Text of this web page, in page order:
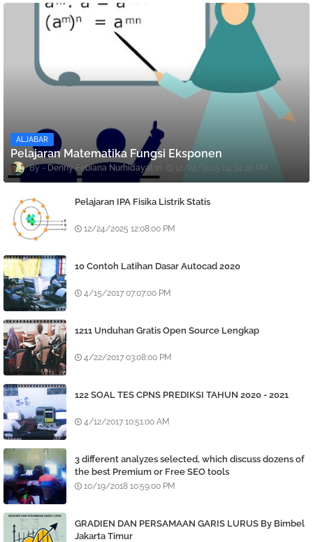
ALJABAR
Pelajaran Matematika Fungsi Eksponen
Denny Febiana Nurhidayat 12/24/2025 04:34:00 PM
Pelajaran IPA Fisika Listrik Statis
12/24/2025 12:08:00 PM
10 Contoh Latihan Dasar Autocad 2020
4/15/2017 07:07:00 PM
1211 Unduhan Gratis Open Source Lengkap
4/22/2017 03:08:00 PM
122 SOAL TES CPNS PREDIKSI TAHUN 2020 - 2021
4/12/2017 10:51:00 AM
3 different analyzes selected, which discuss dozens of
the best Premium or Free SEO tools
10/19/2018 10:59:00 PM
GRADIEN DAN PERSAMAAN GARIS LURUS By Bimbel
Jakarta Timur